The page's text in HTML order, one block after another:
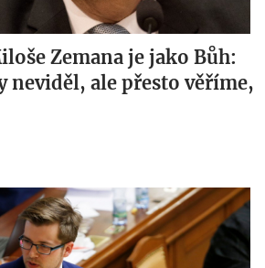
Zemana je jako Bůh:
ale přesto věříme,